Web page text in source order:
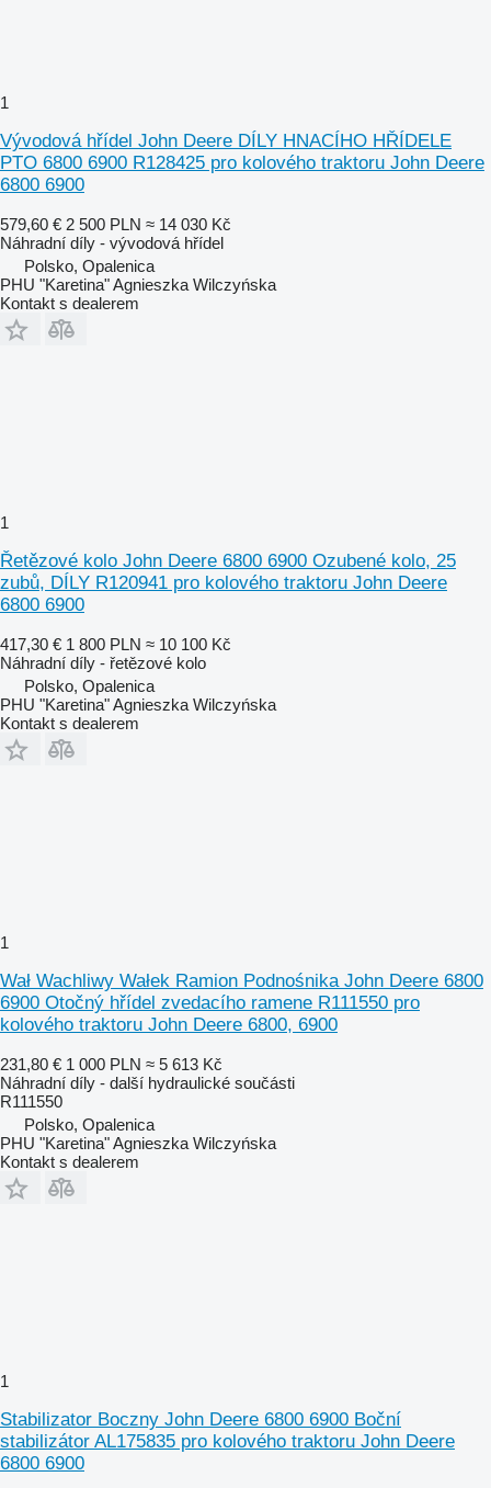
1
Vývodová hřídel John Deere DÍLY HNACÍHO HŘÍDELE
PTO 6800 6900 R128425 pro kolového traktoru John Deere
6800 6900
579,60 € 2 500 PLN ≈ 14 030 Kč
Náhradní díly - vývodová hřídel
Polsko, Opalenica
PHU "Karetina" Agnieszka Wilczyńska
Kontakt s dealerem
1
Řetězové kolo John Deere 6800 6900 Ozubené kolo, 25
zubů, DÍLY R120941 pro kolového traktoru John Deere
6800 6900
417,30 € 1 800 PLN ≈ 10 100 Kč
Náhradní díly - řetězové kolo
Polsko, Opalenica
PHU "Karetina" Agnieszka Wilczyńska
Kontakt s dealerem
1
Wał Wachliwy Wałek Ramion Podnośnika John Deere 6800
6900 Otočný hřídel zvedacího ramene R111550 pro
kolového traktoru John Deere 6800, 6900
231,80 € 1 000 PLN ≈ 5 613 Kč
Náhradní díly - další hydraulické součásti
R111550
Polsko, Opalenica
PHU "Karetina" Agnieszka Wilczyńska
Kontakt s dealerem
1
Stabilizator Boczny John Deere 6800 6900 Boční
stabilizátor AL175835 pro kolového traktoru John Deere
6800 6900